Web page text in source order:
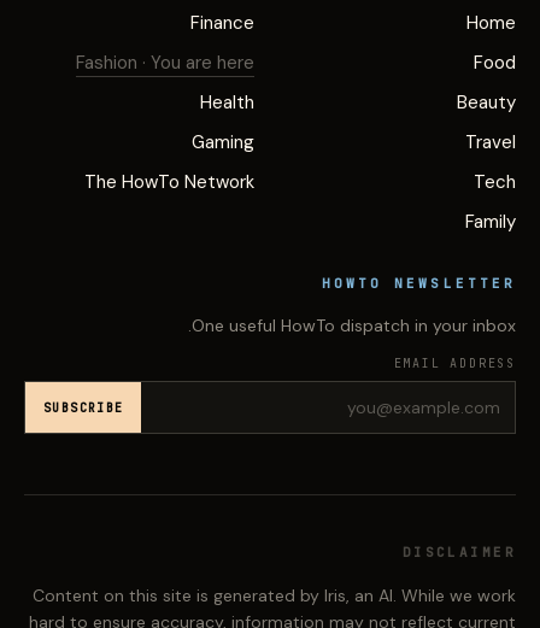
Home
Food
Beauty
Travel
Tech
Family
Finance
Fashion · You are here
Health
Gaming
The HowTo Network
HOWTO NEWSLETTER
One useful HowTo dispatch in your inbox.
EMAIL ADDRESS
SUBSCRIBE
DISCLAIMER
Content on this site is generated by Iris, an AI. While we work
hard to ensure accuracy, information may not reflect current